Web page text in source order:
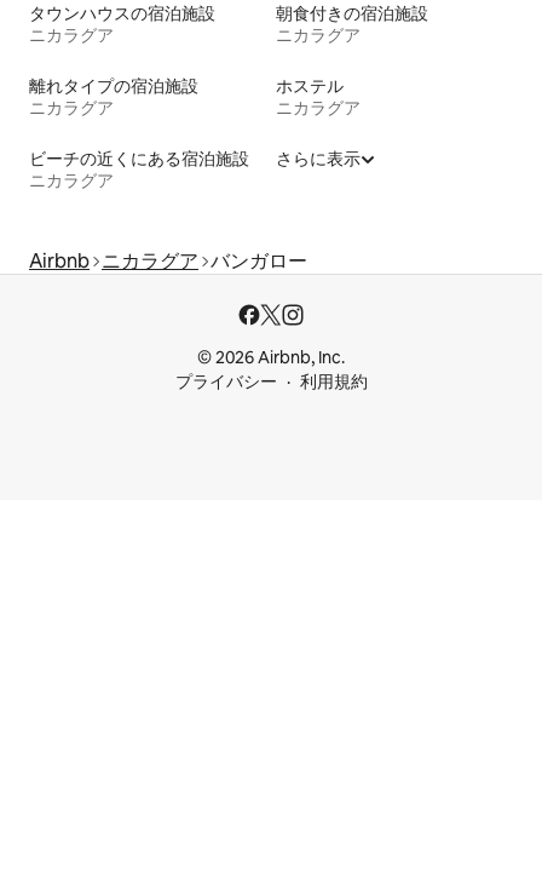
タウンハウスの宿泊施設
ニカラグア
朝食付きの宿泊施設
ニカラグア
離れタイプの宿泊施設
ニカラグア
ホステル
ニカラグア
ビーチの近くにある宿泊施設
ニカラグア
さらに表示
Airbnb ニカラグア バンガロー
© 2026 Airbnb, Inc.
プライバシー
利用規約